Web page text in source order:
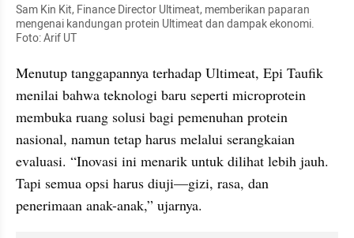
Sam Kin Kit, Finance Director Ultimeat, memberikan paparan
mengenai kandungan protein Ultimeat dan dampak ekonomi.
Foto: Arif UT
Menutup tanggapannya terhadap Ultimeat, Epi Taufik
menilai bahwa teknologi baru seperti microprotein
membuka ruang solusi bagi pemenuhan protein
nasional, namun tetap harus melalui serangkaian
evaluasi. “Inovasi ini menarik untuk dilihat lebih jauh.
Tapi semua opsi harus diuji—gizi, rasa, dan
penerimaan anak-anak,” ujarnya.